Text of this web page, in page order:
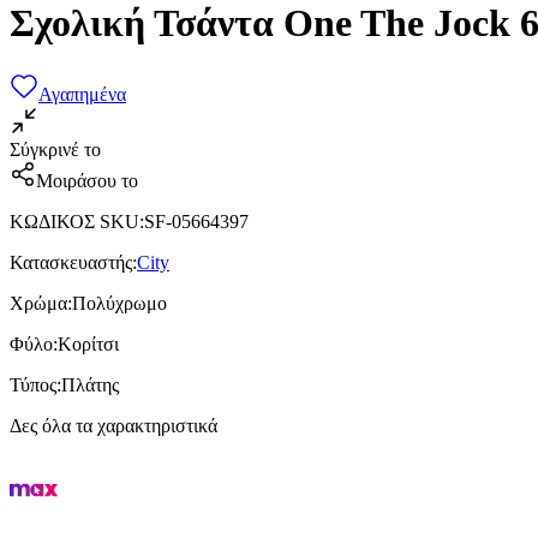
Σχολική Τσάντα One The Jock
Αγαπημένα
Σύγκρινέ το
Μοιράσου το
ΚΩΔΙΚΟΣ SKU:SF-05664397
Κατασκευαστής:City
Χρώμα:Πολύχρωμο
Φύλο:Κορίτσι
Τύπος:Πλάτης
Δες όλα τα χαρακτηριστικά